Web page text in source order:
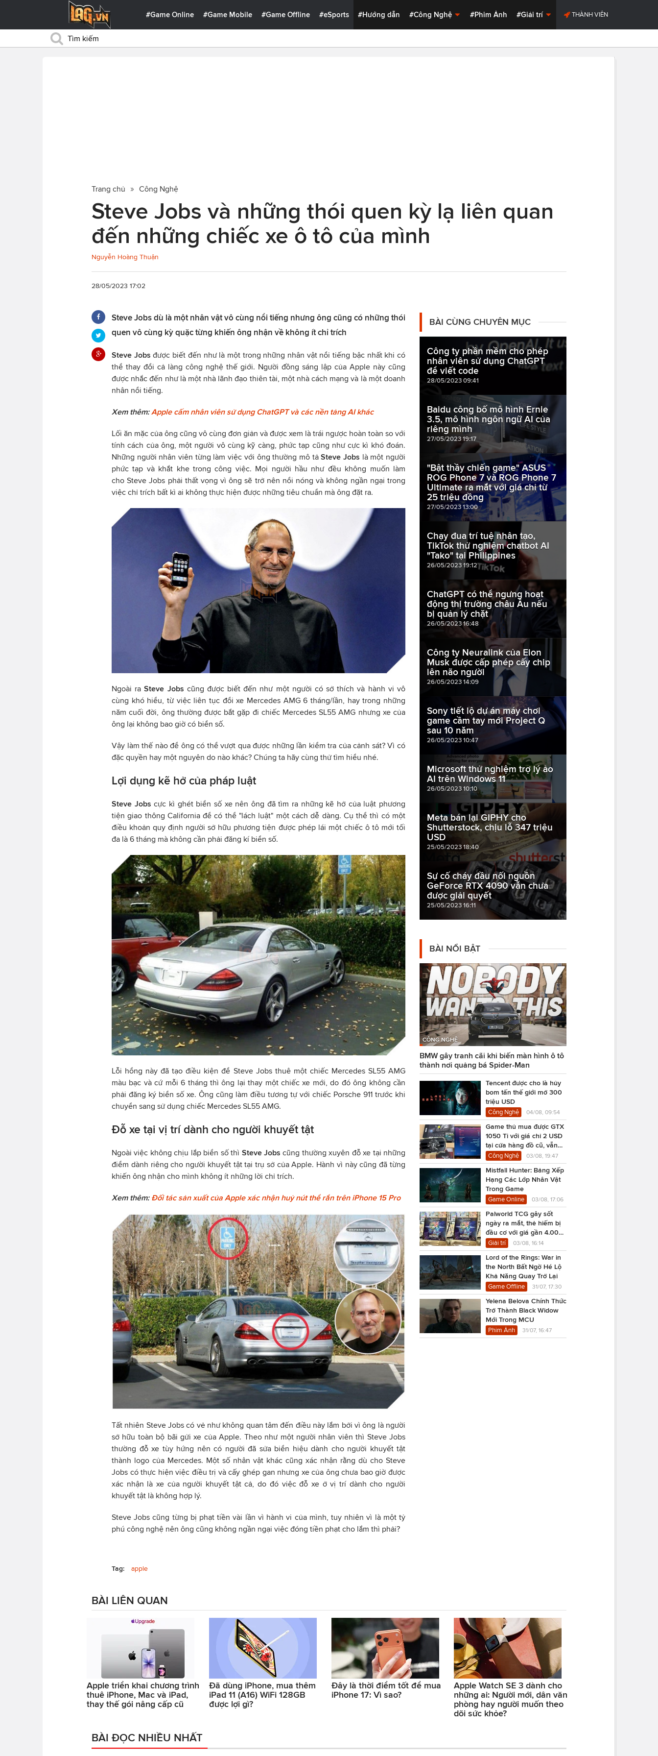
#Game Online #Game Mobile #Game Offline #eSports #Hướng dẫn #Công Nghệ #Phim Ảnh #Giải trí THÀNH VIÊN
Trang chủ Công Nghệ
Steve Jobs và những thói quen kỳ lạ liên quan
đến những chiếc xe ô tô của mình
Nguyễn Hoàng Thuận
28/05/2023 17:02
Steve Jobs dù là một nhân vật vô cùng nổi tiếng nhưng ông cũng có những thói
quen vô cùng kỳ quặc từng khiến ông nhận về không ít chỉ trích
Steve Jobs được biết đến như là một trong những nhân vật nổi tiếng bậc nhất khi có
thể thay đổi cả làng công nghệ thế giới. Người đồng sáng lập của Apple này cũng
được nhắc đến như là một nhà lãnh đạo thiên tài, một nhà cách mạng và là một doanh
nhân nổi tiếng.
Xem thêm: Apple cấm nhân viên sử dụng ChatGPT và các nền tảng AI khác
Lối ăn mặc của ông cũng vô cùng đơn giản và được xem là trái ngược hoàn toàn so với
tính cách của ông, một người vô cùng kỹ càng, phức tạp cũng như cực kì khó đoán.
Những người nhân viên từng làm việc với ông thường mô tảSteve Jobs là một người
phức tạp và khắt khe trong công việc. Mọi người hầu như đều không muốn làm
cho Steve Jobs phải thất vọng vì ông sẽ trở nên nổi nóng và không ngần ngại trong
việc chỉ trích bất kì ai không thực hiện được những tiêu chuẩn mà ông đặt ra.
Ngoài raSteve Jobs cũng được biết đến như một người có sở thích và hành vi vô
cùng khó hiểu, từ việc liên tục đổi xe Mercedes AMG 6 tháng/lần, hay trong những
năm cuối đời, ông thường được bắt gặp đi chiếc Mercedes SL55 AMG nhưng xe của
ông lại không bao giờ có biển số.
Vậy làm thế nào để ông có thể vượt qua được những lần kiểm tra của cảnh sát? Vì có
đặc quyền hay một nguyên do nào khác? Chúng ta hãy cùng thử tìm hiểu nhé.
Lợi dụng kẽ hở của pháp luật
Steve Jobs cực kì ghét biển số xe nên ông đã tìm ra những kẽ hở của luật phương
tiện giao thông California để có thể "lách luật" một cách dễ dàng. Cụ thể thì có một
điều khoản quy định người sở hữu phương tiện được phép lái một chiếc ô tô mới tối
đa là 6 tháng mà không cần phải đăng kí biển số.
Lỗi hổng này đã tạo điều kiện để Steve Jobs thuê một chiếc Mercedes SL55 AMG
màu bạc và cứ mỗi 6 tháng thì ông lại thay một chiếc xe mới, do đó ông không cần
phải đăng ký biển số xe. Ông cũng làm điều tương tự với chiếc Porsche 911 trước khi
chuyển sang sử dụng chiếc Mercedes SL55 AMG.
Đỗ xe tại vị trí dành cho người khuyết tật
Ngoài việc không chịu lắp biển số thì Steve Jobs cũng thường xuyên đỗ xe tại những
điểm dành riêng cho người khuyết tật tại trụ sở của Apple. Hành vì này cũng đã từng
khiến ông nhận cho mình không ít những lời chỉ trích.
Xem thêm: Đối tác sản xuất của Apple xác nhận huỷ nút thể rắn trên iPhone 15 Pro
Tất nhiên Steve Jobs có vẻ như không quan tâm đến điều này lắm bởi vì ông là người
sở hữu toàn bộ bãi gửi xe của Apple. Theo như một người nhân viên thì Steve Jobs
thường đỗ xe tùy hứng nên có người đã sửa biển hiệu dành cho người khuyết tật
thành logo của Mercedes. Một số nhân vật khác cũng xác nhận rằng dù cho Steve
Jobs có thực hiện việc điều trị và cấy ghép gan nhưng xe của ông chưa bao giờ được
xác nhận là xe của người khuyết tật cả, do đó việc đỗ xe ở vị trí dành cho người
khuyết tật là không hợp lý.
Steve Jobs cũng từng bị phạt tiền vài lần vì hành vi của mình, tuy nhiên vì là một tỷ
phú công nghệ nên ông cũng không ngần ngại việc đóng tiền phạt cho lắm thì phải?
Tag: apple
BÀI CÙNG CHUYÊN MỤC
Công ty phần mềm cho phép
nhân viên sử dụng ChatGPT
để viết code
28/05/2023 09:41
Baidu công bố mô hình Ernie
3.5, mô hình ngôn ngữ AI của
riêng mình
27/05/2023 19:17
"Bật thầy chiến game" ASUS
ROG Phone 7 và ROG Phone 7
Ultimate ra mắt với giá chỉ từ
25 triệu đồng
27/05/2023 13:00
Chạy đua trí tuệ nhân tạo,
TikTok thử nghiệm chatbot AI
"Tako" tại Philippines
26/05/2023 19:12
ChatGPT có thể ngưng hoạt
động thị trường châu Âu nếu
bị quản lý chặt
26/05/2023 16:48
Công ty Neuralink của Elon
Musk được cấp phép cấy chip
lên não người
26/05/2023 14:09
Sony tiết lộ dự án máy chơi
game cầm tay mới Project Q
sau 10 năm
26/05/2023 10:47
Microsoft thử nghiệm trợ lý ảo
AI trên Windows 11
26/05/2023 10:10
Meta bán lại GIPHY cho
Shutterstock, chịu lỗ 347 triệu
USD
25/05/2023 18:40
Sự cố cháy đầu nối nguồn
GeForce RTX 4090 vẫn chưa
được giải quyết
25/05/2023 16:11
BÀI NỔI BẬT
CÔNG NGHỆ
BMW gây tranh cãi khi biến màn hình ô tô
thành nơi quảng bá Spider-Man
Tencent được cho là hủy
bom tấn thế giới mở 300
triệu USD
Công Nghệ 04/08, 09:54
Game thủ mua được GTX
1050 Ti với giá chỉ 2 USD
tại cửa hàng đồ cũ, vẫn
chạy Cyberpunk 2077
Công Nghệ 03/08, 19:47
Mistfall Hunter: Bảng Xếp
Hạng Các Lớp Nhân Vật
Trong Game
Game Online 03/08, 17:06
Palworld TCG gây sốt
ngày ra mắt, thẻ hiếm bị
đầu cơ với giá gần 4.000
USD
Giải trí 03/08, 16:14
Lord of the Rings: War in
the North Bất Ngờ Hé Lộ
Khả Năng Quay Trở Lại
Game Offline 31/07, 17:30
Yelena Belova Chính Thức
Trở Thành Black Widow
Mới Trong MCU
Phim Ảnh 31/07, 16:47
BÀI LIÊN QUAN
Apple triển khai chương trình
thuê iPhone, Mac và iPad,
thay thế gói nâng cấp cũ
Đã dùng iPhone, mua thêm
iPad 11 (A16) WiFi 128GB
được lợi gì?
Đây là thời điểm tốt để mua
iPhone 17: Vì sao?
Apple Watch SE 3 dành cho
những ai: Người mới, dân văn
phòng hay người muốn theo
dõi sức khỏe?
BÀI ĐỌC NHIỀU NHẤT